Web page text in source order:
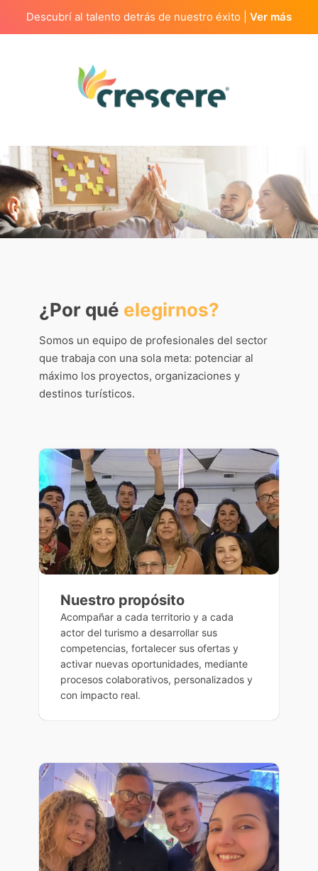
Descubrí al talento detrás de nuestro éxito | Ver más
¿Por qué elegirnos?
Somos un equipo de profesionales del sector
que trabaja con una sola meta: potenciar al
máximo los proyectos, organizaciones y
destinos turísticos.
Nuestro propósito
Acompañar a cada territorio y a cada
actor del turismo a desarrollar sus
competencias, fortalecer sus ofertas y
activar nuevas oportunidades, mediante
procesos colaborativos, personalizados y
con impacto real.